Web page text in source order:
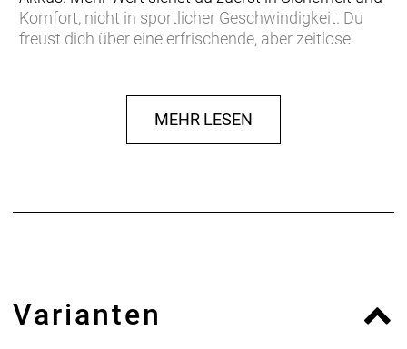
Komfort, nicht in sportlicher Geschwindigkeit. Du
freust dich über eine erfrischende, aber zeitlose
Der Bosch Performance-Motor findet den optimalen
Kompromiss aus Beschleunigung und Handling. Die
E-Bike spezifische Nexus 5-Schaltnabe erlaubt mehr
Einen externen Akku zu integrieren - das ist nicht
skurril, sondern clever. Besseres Handling, weniger
MEHR LESEN
Varianten